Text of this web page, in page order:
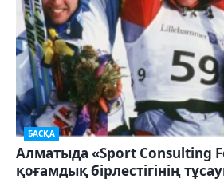
БАСҚА
Алматыда «Sport Consulting
қоғамдық бірлестігінің